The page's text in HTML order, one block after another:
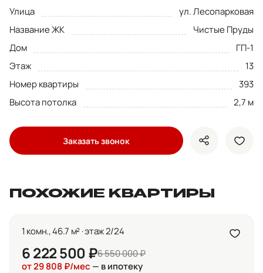
Улица
ул. Лесопарковая
Название ЖК
Чистые Пруды
Дом
ГП-1
Этаж
13
Номер квартиры
393
Высота потолка
2,7 м
Заказать звонок показать
ПОХОЖИЕ КВАРТИРЫ
1 комн., 46.7 м² · этаж 2/24
6 222 500 ₽6 550 000 ₽
от 29 808 ₽/мес — в ипотеку